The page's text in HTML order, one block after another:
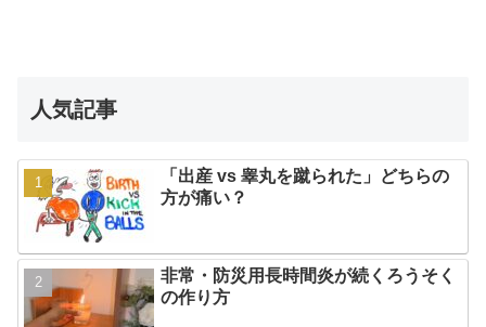
人気記事
「出産 vs 睾丸を蹴られた」どちらの
方が痛い？
非常・防災用長時間炎が続くろうそく
の作り方